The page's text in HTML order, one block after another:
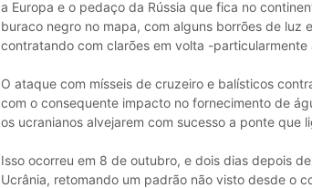
a Europa e o pedaço da Rússia que fica no
buraco negro no mapa, com alguns borrões de luz
contratando com clarões em volta -
O ataque com mísseis de cruzeiro e balísticos
com o consequente impacto no fornecimento de
os ucranianos alvejarem com sucesso a ponte que
Isso ocorreu em 8 de outubro, e dois dias depois
Ucrânia, retomando um padrão não visto desde o